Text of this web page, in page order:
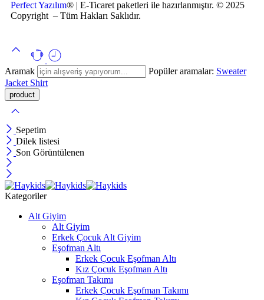
Perfect Yazılım® | E-Ticaret paketleri ile hazırlanmıştır. © 2025
Copyright – Tüm Hakları Saklıdır.
Aramak Popüler aramalar: Sweater
Jacket Shirt
Sepetim
Dilek listesi
Son Görüntülenen
Kategoriler
Alt Giyim
Alt Giyim
Erkek Çocuk Alt Giyim
Eşofman Altı
Erkek Çocuk Eşofman Altı
Kız Çocuk Eşofman Altı
Eşofman Takımı
Erkek Çocuk Eşofman Takımı